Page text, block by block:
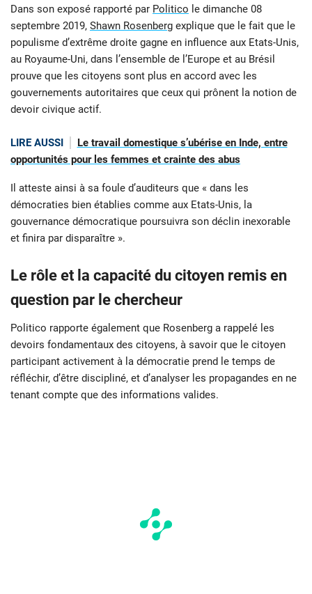
Dans son exposé rapporté par Politico le dimanche 08
septembre 2019, Shawn Rosenberg explique que le fait que le
populisme d’extrême droite gagne en influence aux Etats-Unis,
au Royaume-Uni, dans l’ensemble de l’Europe et au Brésil
prouve que les citoyens sont plus en accord avec les
gouvernements autoritaires que ceux qui prônent la notion de
devoir civique actif.
LIRE AUSSI
Le travail domestique s’ubérise en Inde, entre
opportunités pour les femmes et crainte des abus
Il atteste ainsi à sa foule d’auditeurs que « dans les
démocraties bien établies comme aux Etats-Unis, la
gouvernance démocratique poursuivra son déclin inexorable
et finira par disparaître ».
Le rôle et la capacité du citoyen remis en
question par le chercheur
Politico rapporte également que Rosenberg a rappelé les
devoirs fondamentaux des citoyens, à savoir que le citoyen
participant activement à la démocratie prend le temps de
réfléchir, d’être discipliné, et d’analyser les propagandes en ne
tenant compte que des informations valides.